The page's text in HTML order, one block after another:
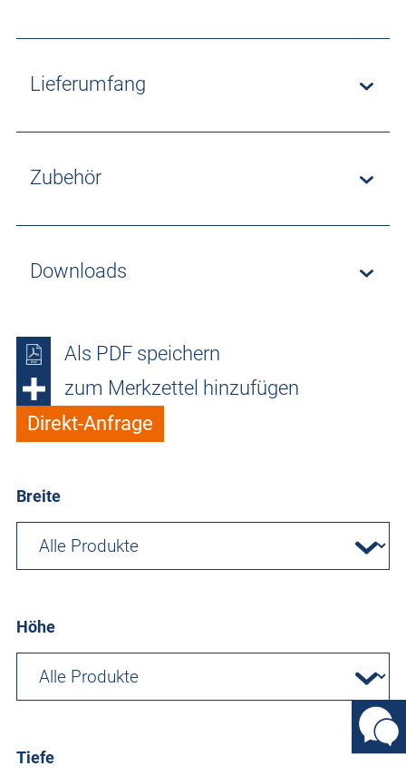
Lieferumfang
Zubehör
Downloads
Als PDF speichern
zum Merkzettel hinzufügen
Direkt-Anfrage
Breite
Höhe
Tiefe